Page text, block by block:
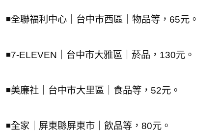
◾全聯福利中心｜台中市西區｜物品等，65元。
◾7-ELEVEN｜台中市大雅區｜菸品，130元。
◾美廉社｜台中市大里區｜食品等，52元。
◾全家｜屏東縣屏東市｜飲品等，80元。